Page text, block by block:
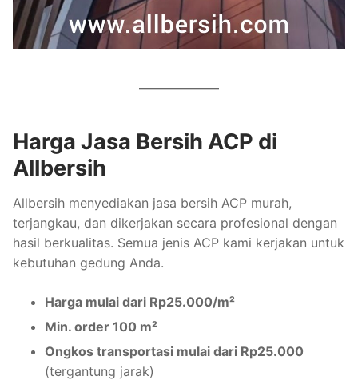
Harga Jasa Bersih ACP di
Allbersih
Allbersih menyediakan jasa bersih ACP murah,
terjangkau, dan dikerjakan secara profesional dengan
hasil berkualitas. Semua jenis ACP kami kerjakan untuk
kebutuhan gedung Anda.
Harga mulai dari Rp25.000/m²
Min. order 100 m²
Ongkos transportasi mulai dari Rp25.000
(tergantung jarak)